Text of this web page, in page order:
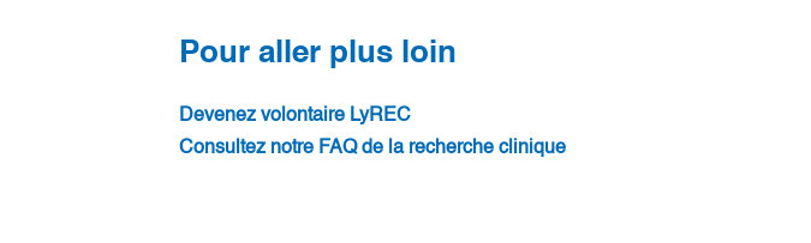
Pour aller plus loin
Devenez volontaire LyREC
Consultez notre FAQ de la recherche clinique